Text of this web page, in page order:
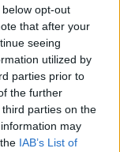
opt-out
that after your
seeing
utilized by
parties prior to
the further
parties on the
may
IAB’s List of
in attesa di